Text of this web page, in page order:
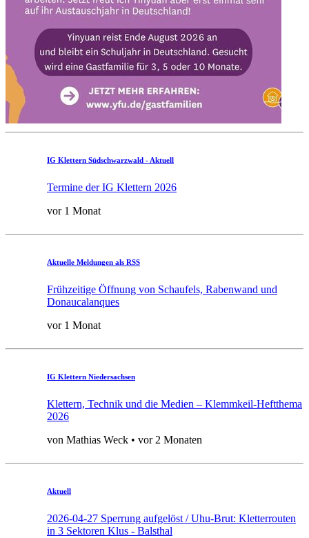
IG Klettern Südschwarzwald - Aktuell
Termine der IG Klettern 2026
vor 1 Monat
Aktuelle Meldungen als RSS
Frühzeitige Öffnung von Schaufels, Rabenwand und
Donaucalanques
vor 1 Monat
IG Klettern Niedersachsen
Klettern, Technik und die Medien – Klemmkeil-Heftthema
2026
von Mathias Weck • vor 2 Monaten
Aktuell
2026-04-27 Sperrung aufgelöst / Uhu-Brut: Kletterrouten
in 3 Sektoren Klus - Balsthal